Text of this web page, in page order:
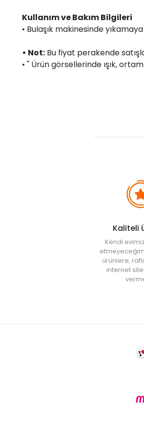
Kullanım ve Bakım Bilgileri
• Bulaşık makinesinde
• Not: Bu fiyat perakende
• " Ürün görsellerinde ışık,
Kaliteli
Kendi
ürünlere,
internet